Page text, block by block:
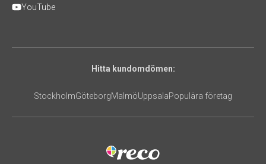
YouTube
Hitta kundomdömen:
StockholmGöteborgMalmöUppsalaPopulära företag